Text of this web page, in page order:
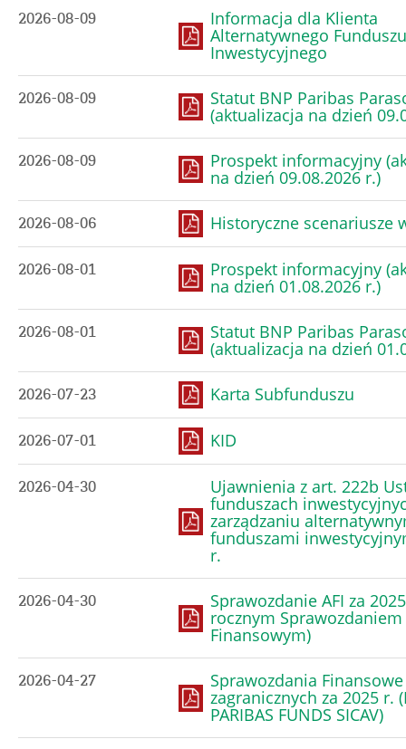
2026-08-09 Informacja dla Klienta
Alternatywnego Funduszu
Inwestycyjnego
2026-08-09 Statut BNP Paribas
(aktualizacja na dzień
2026-08-09 Prospekt informacyjny
na dzień 09.08.2026 r.)
2026-08-06 Historyczne scenariusze
2026-08-01 Prospekt informacyjny
na dzień 01.08.2026 r.)
2026-08-01 Statut BNP Paribas
(aktualizacja na dzień
2026-07-23 Karta Subfunduszu
2026-07-01 KID
2026-04-30 Ujawnienia z art. 222b
funduszach
zarządzaniu
funduszami
r.
2026-04-30 Sprawozdanie AFI za
rocznym Sprawozdaniem
Finansowym)
2026-04-27 Sprawozdania
zagranicznych za 2025 r.
PARIBAS FUNDS SICAV)